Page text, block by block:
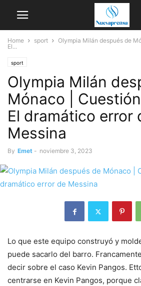
Home sport
Olympia Milán después de
El...
sport
Olympia Milán
Mónaco |
El dramático error
Messina
By Emet - noviembre 3, 2023
Lo que este equipo construyó y
puede sacarlo del barro.
decir sobre el caso Kevin Pangos.
centrarse en Kevin Pangos, porque